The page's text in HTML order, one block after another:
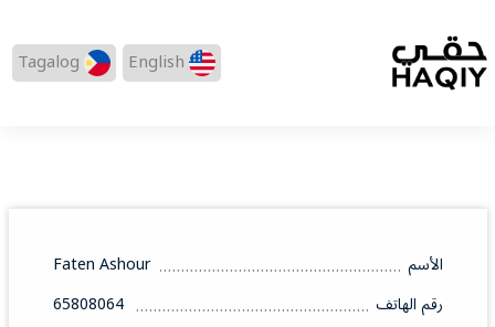
English
Tagalog
الأسم
Faten Ashour
رقم الهاتف
65808064